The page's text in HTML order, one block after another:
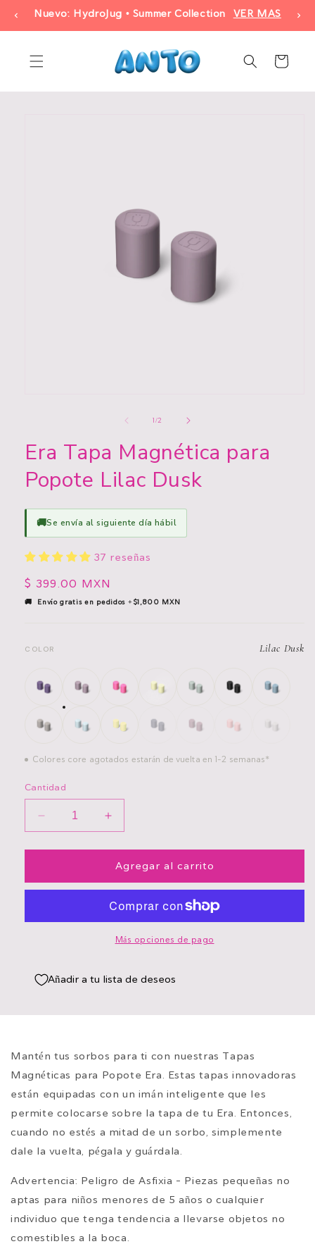
directamente
Nuevo: HydroJug • Summer Collection VER MAS
Carrito
una
ventana
modal
1 /de
2
Era Tapa Magnética para
Popote Lilac Dusk
🚚Se envía al siguiente día hábil
37 reseñas
Precio
habitual
$ 399.00 MXN
🚚 Envío gratis en pedidos +$1,800 MXN
COLOR Lilac Dusk
Colores core agotados estarán de vuelta en 1-2 semanas*
Cantidad
Reducir
cantidad
para
Tapa
Popote
Aumentar
cantidad
para
Era
Tapa
para
Popote
Lilac
Agregar al carrito
Más opciones de pago
Añadir a tu lista de deseos
Mantén tus sorbos para ti con nuestras Tapas
Magnéticas para Popote Era. Estas tapas innovadoras
están equipadas con un imán inteligente que les
permite colocarse sobre la tapa de tu Era. Entonces,
cuando no estés a mitad de un sorbo, simplemente
dale la vuelta, pégala y guárdala.
Advertencia: Peligro de Asfixia - Piezas pequeñas no
aptas para niños menores de 5 años o cualquier
individuo que tenga tendencia a llevarse objetos no
comestibles a la boca.